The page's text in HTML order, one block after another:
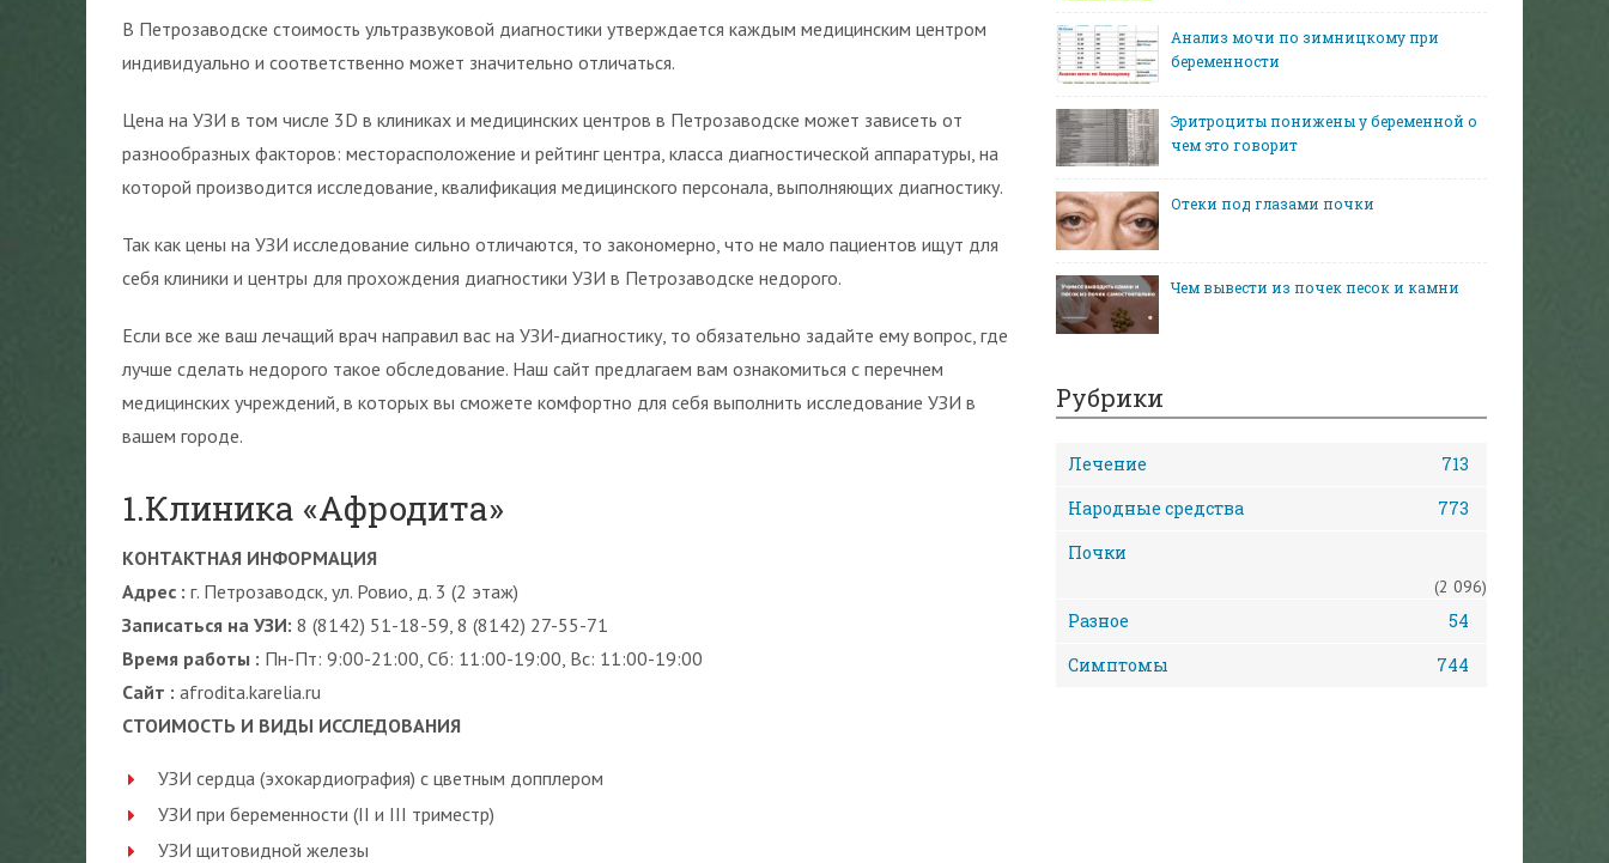
В Петрозаводске стоимость ультразвуковой диагностики утверждается каждым медицинским центром
индивидуально и соответственно может значительно отличаться.
Цена на УЗИ в том числе 3D в клиниках и медицинских центров в Петрозаводске может зависеть от
разнообразных факторов: месторасположение и рейтинг центра, класса диагностической аппаратуры, на
которой производится исследование, квалификация медицинского персонала, выполняющих диагностику.
Так как цены на УЗИ исследование сильно отличаются, то закономерно, что не мало пациентов ищут для
себя клиники и центры для прохождения диагностики УЗИ в Петрозаводске недорого.
Если все же ваш лечащий врач направил вас на УЗИ-диагностику, то обязательно задайте ему вопрос, где
лучше сделать недорого такое обследование. Наш сайт предлагаем вам ознакомиться с перечнем
медицинских учреждений, в которых вы сможете комфортно для себя выполнить исследование УЗИ в
вашем городе.
1.Клиника «Афродита»
КОНТАКТНАЯ ИНФОРМАЦИЯ
Адрес : г. Петрозаводск, ул. Ровио, д. 3 (2 этаж)
Записаться на УЗИ: 8 (8142) 51-18-59, 8 (8142) 27-55-71
Время работы : Пн-Пт: 9:00-21:00, Сб: 11:00-19:00, Вс: 11:00-19:00
Сайт : afrodita.karelia.ru
СТОИМОСТЬ И ВИДЫ ИССЛЕДОВАНИЯ
УЗИ сердца (эхокардиография) с цветным допплером
УЗИ при беременности (II и III триместр)
УЗИ щитовидной железы
Анализ мочи по зимницкому при
беременности
Эритроциты понижены у беременной о
чем это говорит
Отеки под глазами почки
Чем вывести из почек песок и камни
Рубрики
Лечение
713
Народные средства
773
Почки
(2 096)
Разное
54
Симптомы
744